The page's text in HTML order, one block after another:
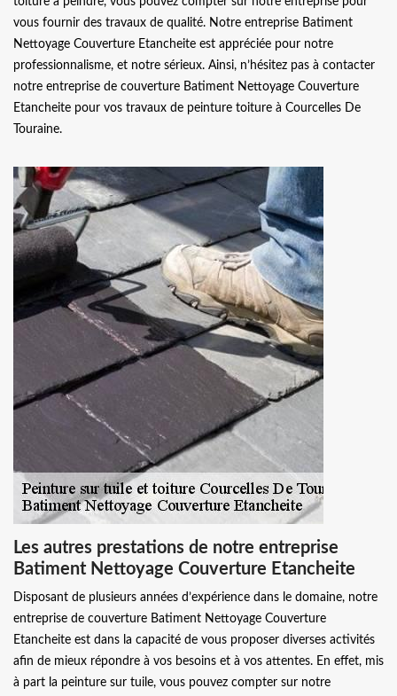
vous fournir des travaux de qualité. Notre entreprise Batiment
Nettoyage Couverture Etancheite est appréciée pour notre
professionnalisme, et notre sérieux. Ainsi, n’hésitez pas à contacter
notre entreprise de couverture Batiment Nettoyage Couverture
Etancheite pour vos travaux de peinture toiture à Courcelles De
Touraine.
Les autres prestations de notre entreprise
Batiment Nettoyage Couverture Etancheite
Disposant de plusieurs années d’expérience dans le domaine, notre
entreprise de couverture Batiment Nettoyage Couverture
Etancheite est dans la capacité de vous proposer diverses activités
afin de mieux répondre à vos besoins et à vos attentes. En effet, mis
à part la peinture sur tuile, vous pouvez compter sur notre